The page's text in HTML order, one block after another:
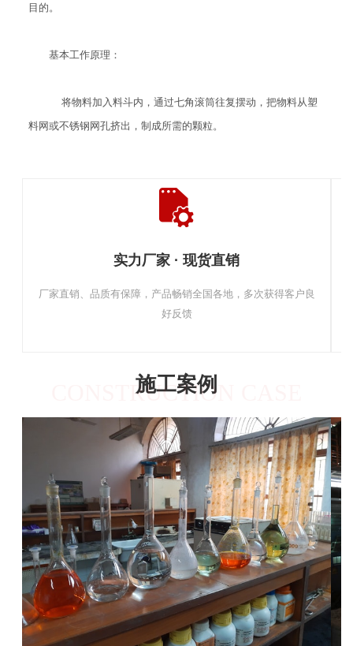
目的。
基本工作原理：
将物料加入料斗内，通过七角滚筒往复摆动，把物料从塑
料网或不锈钢网孔挤出，制成所需的颗粒。
实力厂家 · 现货直销
厂家直销、品质有保障，产品畅销全国各地，多次获得客户良
好反馈
施工案例
CONSTRUCTION CASE